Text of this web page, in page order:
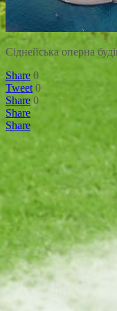
Сіднейська оперна
Share 0
Tweet 0
Share 0
Share
Share